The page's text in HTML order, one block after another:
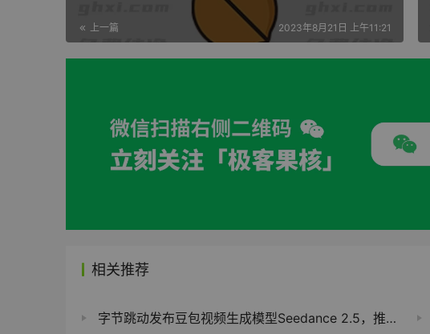
上一篇 2023年8月21日 上午11:21
相关推荐
字节跳动发布豆包视频生成模型Seedance 2.5，推出AI版权商业化平台